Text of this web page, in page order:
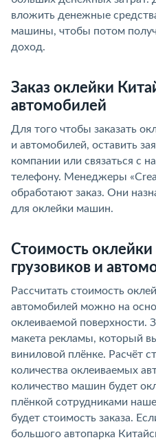
вложить денежные
машины, чтобы потом
доход.
Заказ оклейки
автомобилей
Для того чтобы заказать
и автомобилей, оставить
компании или связаться с
телефону. Менеджеры
обработают заказ. Они
для оклейки машин.
Стоимость оклейки
грузовиков и
Рассчитать стоимость
автомобилей можно на
оклеиваемой поверхности.
макета рекламы, который
виниловой плёнке. Расчёт
количества оклеиваемых
количество машин будет
плёнкой сотрудниками
будет стоимость заказа.
большого автопарка